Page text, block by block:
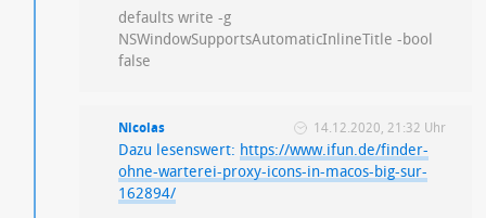
defaults write -g
NSWindowSupportsAutomaticInlineTitle -bool
false
Nicolas 14.12.2020, 21:32 Uhr
Dazu lesenswert: https://www.ifun.de/finder-
ohne-warterei-proxy-icons-in-macos-big-sur-
162894/